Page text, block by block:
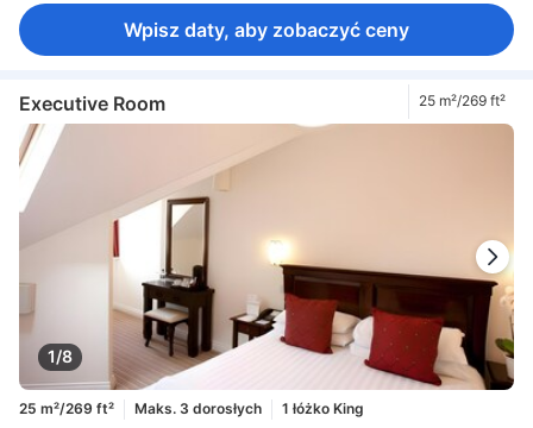
Wpisz daty, aby zobaczyć ceny
Executive Room 25 m²/269 ft²
1/8
25 m²/269 ft² Maks. 3 dorosłych
1 łóżko King